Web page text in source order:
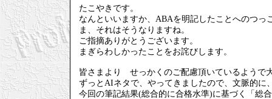
たこやきです。
なんといいますか、ABAを明記したことへのつっ
ま、それはそうなりますね。
ご指摘ありがとうございます。
まぎらわしかったことをお詫びします。
皆さまより せっかくのご配慮頂いているよう
ずっとAIネタで、やってきましたので、文脈的に
今回の筆記結果(総合的に合格水準)に基づく「総